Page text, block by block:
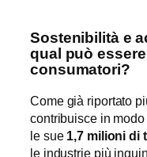
Sostenibilità e
qual può
consumatori?
Come già riportato
contribuisce in
le sue 1,7 milioni di
le industrie più